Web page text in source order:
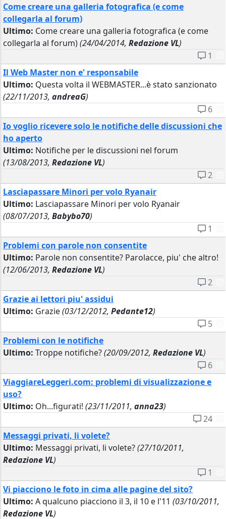
Come creare una galleria fotografica (e come
collegarla al forum)
Ultimo: Come creare una galleria fotografica (e come
collegarla al forum)(24/04/2014, Redazione VL)
1
Il Web Master non e' responsabile
Ultimo: Questa volta il WEBMASTER...è stato sanzionato
(22/11/2013, andreaG)
6
Io voglio ricevere solo le notifiche delle discussioni che
ho aperto
Ultimo: Notifiche per le discussioni nel forum
(13/08/2013, Redazione VL)
2
Lasciapassare Minori per volo Ryanair
Ultimo: Lasciapassare Minori per volo Ryanair
(08/07/2013, Babybo70)
1
Problemi con parole non consentite
Ultimo: Parole non consentite? Parolacce, piu' che altro!
(12/06/2013, Redazione VL)
2
Grazie ai lettori piu' assidui
Ultimo: Grazie(03/12/2012, Pedante12)
5
Problemi con le notifiche
Ultimo: Troppe notifiche?(20/09/2012, Redazione VL)
6
ViaggiareLeggeri.com: problemi di visualizzazione e
uso?
Ultimo: Oh...figurati! (23/11/2011, anna23)
24
Messaggi privati, li volete?
Ultimo: Messaggi privati, li volete?(27/10/2011,
Redazione VL)
1
Vi piacciono le foto in cima alle pagine del sito?
Ultimo: A qualcuno piacciono il 3, il 10 e l'11 (03/10/2011,
Redazione VL)